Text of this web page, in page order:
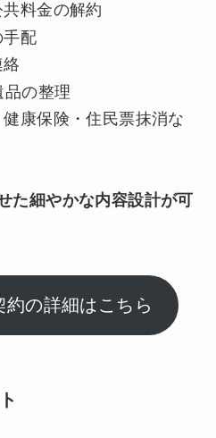
料金の解約
手配
品の整理
康保険・住民票抹消な
た細やかな内容設計が可
の詳細はこちら